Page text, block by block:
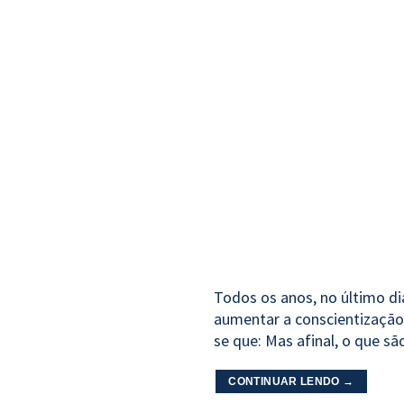
Todos os anos, no último
aumentar a
se que: Mas afinal, o que
CONTINUAR LENDO →